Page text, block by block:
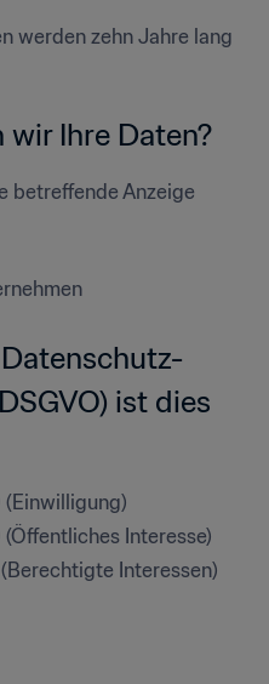
werden zehn Jahre lang
Ihre Daten?
betreffende Anzeige
ist dies
(Einwilligung)
(Öffentliches Interesse)
(Berechtigte Interessen)